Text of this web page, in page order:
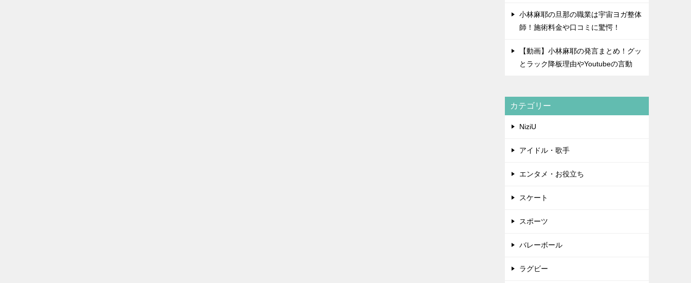
小林麻耶の旦那の職業は宇宙ヨガ整体
師！施術料金や口コミに驚愕！
【動画】小林麻耶の発言まとめ！グッ
とラック降板理由やYoutubeの言動
カテゴリー
NiziU
アイドル・歌手
エンタメ・お役立ち
スケート
スポーツ
バレーボール
ラグビー